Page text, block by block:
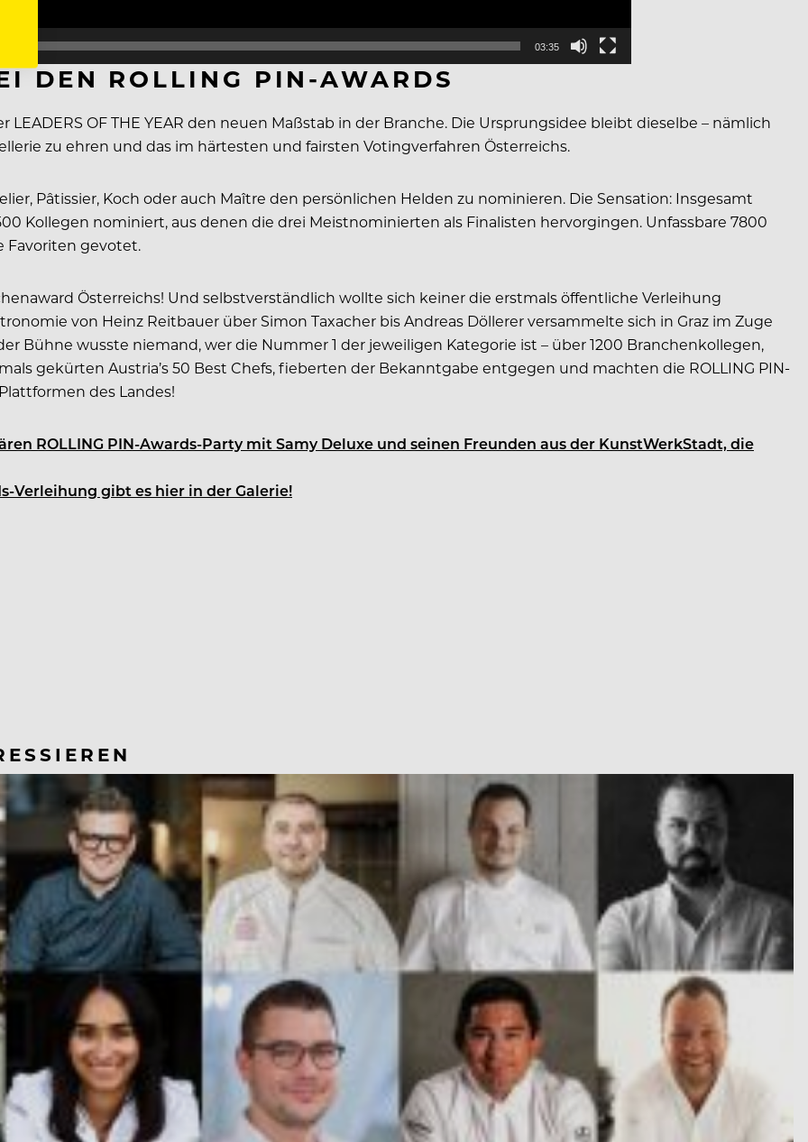
03:35
DEN ROLLING PIN-AWARDS
OF THE YEAR den neuen Maßstab in der Branche. Die Ursprungsidee bleibt dieselbe – nämlich
zu ehren und das im härtesten und fairsten Votingverfahren Österreichs.
Pâtissier, Koch oder auch Maître den persönlichen Helden zu nominieren. Die Sensation: Insgesamt
Kollegen nominiert, aus denen die drei Meistnominierten als Finalisten hervorgingen. Unfassbare 7800
Favoriten gevotet.
Österreichs! Und selbstverständlich wollte sich keiner die erstmals öffentliche Verleihung
von Heinz Reitbauer über Simon Taxacher bis Andreas Döllerer versammelte sich in Graz im Zuge
Bühne wusste niemand, wer die Nummer 1 der jeweiligen Kategorie ist – über 1200 Branchenkollegen,
gekürten Austria’s 50 Best Chefs, fieberten der Bekanntgabe entgegen und machten die ROLLING PIN-
des Landes!
ROLLING PIN-Awards-Party mit Samy Deluxe und seinen Freunden aus der KunstWerkStadt, die
Verleihung gibt es hier in der Galerie!